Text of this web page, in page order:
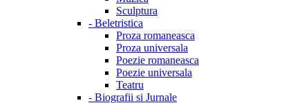
Sculptura
- Beletristica
Proza romaneasca
Proza universala
Poezie romaneasca
Poezie universala
Teatru
- Biografii si Jurnale